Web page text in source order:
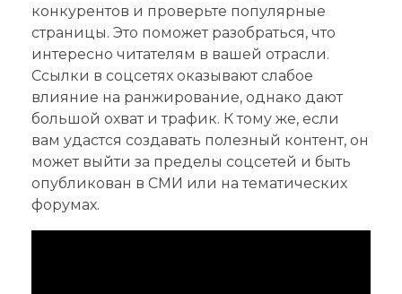
конкурентов и проверьте популярные
страницы. Это поможет разобраться, что
интересно читателям в вашей отрасли.
Ссылки в соцсетях оказывают слабое
влияние на ранжирование, однако дают
большой охват и трафик. К тому же, если
вам удастся создавать полезный контент, он
может выйти за пределы соцсетей и быть
опубликован в СМИ или на тематических
форумах.